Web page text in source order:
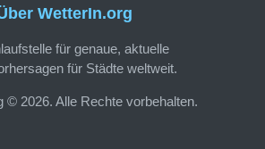
WetterIn.org
für genaue, aktuelle
für Städte weltweit.
© 2026. Alle Rechte vorbehalten.